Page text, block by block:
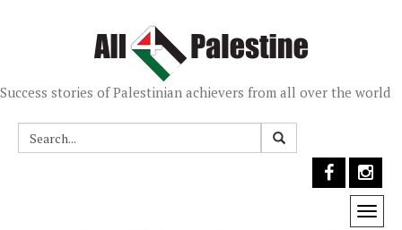
Success stories of Palestinian achievers from all over the world